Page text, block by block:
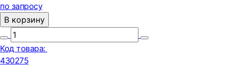
по запросу
В корзину
Код товара:
430275